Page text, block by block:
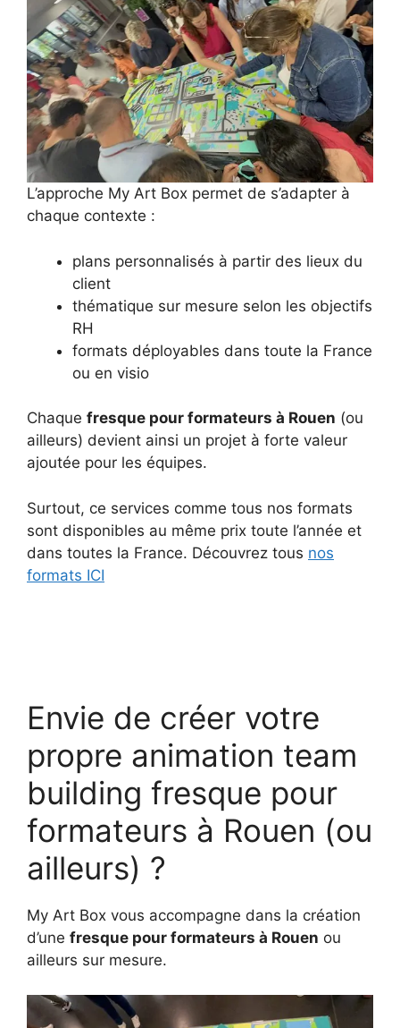
L’approche My Art Box permet de s’adapter à
chaque contexte :
plans personnalisés à partir des lieux du
client
thématique sur mesure selon les objectifs
RH
formats déployables dans toute la France
ou en visio
Chaque fresque pour formateurs à Rouen (ou
ailleurs) devient ainsi un projet à forte valeur
ajoutée pour les équipes.
Surtout, ce services comme tous nos formats
sont disponibles au même prix toute l’année et
dans toutes la France. Découvrez tous nos
formats ICI
Envie de créer votre
propre animation team
building fresque pour
formateurs à Rouen (ou
ailleurs) ?
My Art Box vous accompagne dans la création
d’une fresque pour formateurs à Rouen ou
ailleurs sur mesure.